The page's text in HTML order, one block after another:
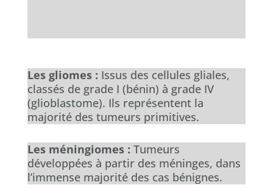
Les gliomes : Issus des cellules gliales,
classés de grade I (bénin) à grade IV
(glioblastome). Ils représentent la
majorité des tumeurs primitives.
Les méningiomes : Tumeurs
développées à partir des méninges, dans
l’immense majorité des cas bénignes.